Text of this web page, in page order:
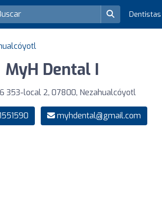
Dentistas
MyH Dental I
353-local 2, 07800, Nezahualcóyotl
myhdental@gmail.com